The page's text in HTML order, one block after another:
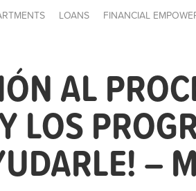
LOANS FINANCIAL
AL
LOS
–